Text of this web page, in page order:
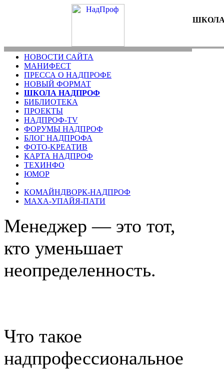
НОВОСТИ САЙТА
МАНИФЕСТ
ПРЕССА О НАДПРОФЕ
НОВЫЙ ФОРМАТ
ШКОЛА НАДПРОФ
БИБЛИОТЕКА
ПРОЕКТЫ
НАДПРОФ-TV
ФОРУМЫ НАДПРОФ
БЛОГ НАДПРОФА
ФОТО-KРЕАТИВ
КАРТА НАДПРОФ
ТЕХИНФО
ЮМОР
КОМАЙНДВОРК-НАДПРОФ
МАХА-УПАЙЯ-ПАТИ
Менеджер — это тот,
кто уменьшает
неопределенность.
Что такое
надпрофессиональное